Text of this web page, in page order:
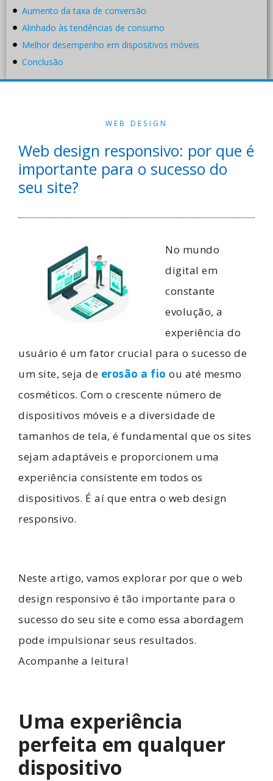
Aumento da taxa de conversão
Alinhado às tendências de consumo
Melhor desempenho em dispositivos móveis
Conclusão
WEB DESIGN
Web design responsivo: por que é
importante para o sucesso do
seu site?
No mundo
digital em
constante
evolução, a
experiência do
usuário é um fator crucial para o sucesso de
um site, seja de erosão a fio ou até mesmo
cosméticos. Com o crescente número de
dispositivos móveis e a diversidade de
tamanhos de tela, é fundamental que os sites
sejam adaptáveis e proporcionem uma
experiência consistente em todos os
dispositivos. É aí que entra o web design
responsivo.
Neste artigo, vamos explorar por que o web
design responsivo é tão importante para o
sucesso do seu site e como essa abordagem
pode impulsionar seus resultados.
Acompanhe a leitura!
Uma experiência
perfeita em qualquer
dispositivo